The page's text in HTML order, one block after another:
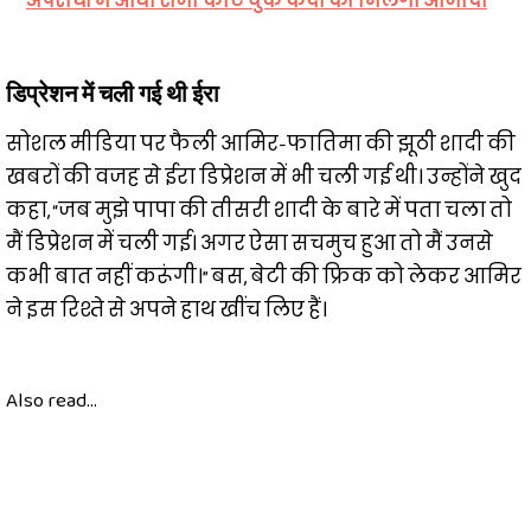
डिप्रेशन में चली गई थी ईरा
सोशल मीडिया पर फैली आमिर-फातिमा की झूठी शादी की
खबरों की वजह से ईरा डिप्रेशन में भी चली गई थी। उन्होंने खुद
कहा, “जब मुझे पापा की तीसरी शादी के बारे में पता चला तो
मैं डिप्रेशन में चली गई। अगर ऐसा सचमुच हुआ तो मैं उनसे
कभी बात नहीं करूंगी।” बस, बेटी की फ्रिक को लेकर आमिर
ने इस रिश्ते से अपने हाथ खींच लिए हैं।
Also read...